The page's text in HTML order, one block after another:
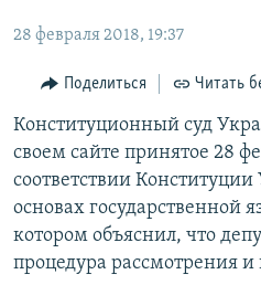
Вернутся
поиску
ИНТЕРАКТИВ
ИНФОГРАФИКА
ТЕЛЕПРОЕКТ КРЫМ.РЕАЛИИ
СОВЕТЫ ПРАВОЗАЩИТНИКОВ
ПРОПАВШИЕ БЕЗ ВЕСТИ
ПОБЕДИТЕЛЕЙ НЕ СУДЯТ?
РАДІО СВОБОДА
КАК ОБОЙТИ БЛОКИРОВКУ
Українською
Qırımtatar
ПРИСОЕДИНЯЙТЕСЬ!
28 февраля 2018, 19:37
Поделиться Читать
Конституционный суд
своем сайте принятое 28
соответствии
основах государственной
котором объяснил, что
процедура рассмотрения и